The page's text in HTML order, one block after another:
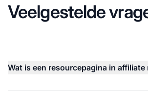
Veelgestelde
Wat is een resourcepagina in affiliate